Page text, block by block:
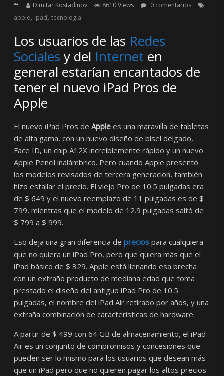
Dimitar Kostadinov 8610 Views
0 comentarios
apple, ipad,tecnología
Los usuarios de las Redes
Sociales y del Internet en
general estarían encantados de
tener el nuevo iPad Pros de
Apple
El nuevo iPad Pros deApple es una maravilla de tabletas
de alta gama, con un nuevo diseño de bisel delgado,
Face ID, un chip A12X increíblemente rápido y un nuevo
Apple Pencil inalámbrico. Pero cuando Apple presentó
los modelos revisados de tercera generación, también
hizo estallar el precio. El viejo Pro de 10.5 pulgadas era
de $ 649 y el nuevo reemplazo de 11 pulgadas es de $
799, mientras que el modelo de 12.9 pulgadas saltó de
$ 799 a $ 999.
Eso deja una gran diferencia deprecios para cualquiera
que no quiera un iPad Pro, pero que quiera más que el
iPad básico de $ 329. Apple está llenando esa brecha
con un extraño producto de mediana edad que toma
prestado el diseño del antiguo iPad Pro de 10.5
pulgadas, el nombre del iPad Air retirado por años, y una
extraña combinación de características de hardware.
A partir de $ 499 con 64 GB de almacenamiento, el iPad
Air es un conjunto de compromisos y concesiones que
pueden ser lo mismo para los usuarios que desean más
que un iPad pero que no quieren pagar los altos precios